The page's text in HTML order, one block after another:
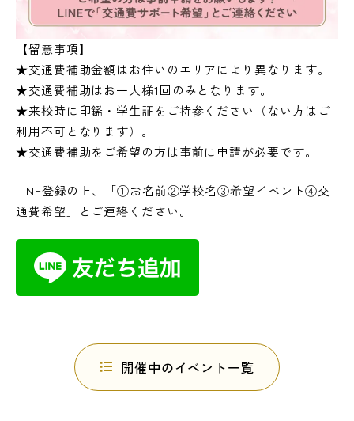
【留意事項】
★交通費補助金額はお住いのエリアにより異なります。
★交通費補助はお一人様1回のみとなります。
★来校時に印鑑・学生証をご持参ください（ない方はご
利用不可となります）。
★交通費補助をご希望の方は事前に申請が必要です。
LINE登録の上、「①お名前②学校名③希望イベント④交
通費希望」とご連絡ください。
開催中のイベント一覧